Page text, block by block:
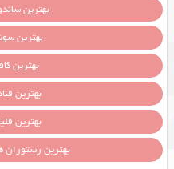
بهترین
بهترین
بهترین
بهترین
بهترین
بهترین رستوران